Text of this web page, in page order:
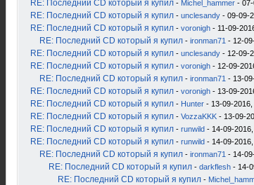
RE: Последний CD который я купил - Michel_hammer -
RE: Последний CD который я купил - unclesandy - 09-09-
RE: Последний CD который я купил - voronigh - 11-09-
RE: Последний CD который я купил - ironman71 - 12-
RE: Последний CD который я купил - unclesandy - 12-09-
RE: Последний CD который я купил - voronigh - 12-09-
RE: Последний CD который я купил - ironman71 - 13-
RE: Последний CD который я купил - voronigh - 13-09-
RE: Последний CD который я купил - Hunter - 13-09-2016,
RE: Последний CD который я купил - VozzaKKK - 13-09-
RE: Последний CD который я купил - runwild - 14-09-2016,
RE: Последний CD который я купил - runwild - 14-09-
RE: Последний CD который я купил - ironman71 - 14-
RE: Последний CD который я купил - darkflesh - 14-
RE: Последний CD который я купил -